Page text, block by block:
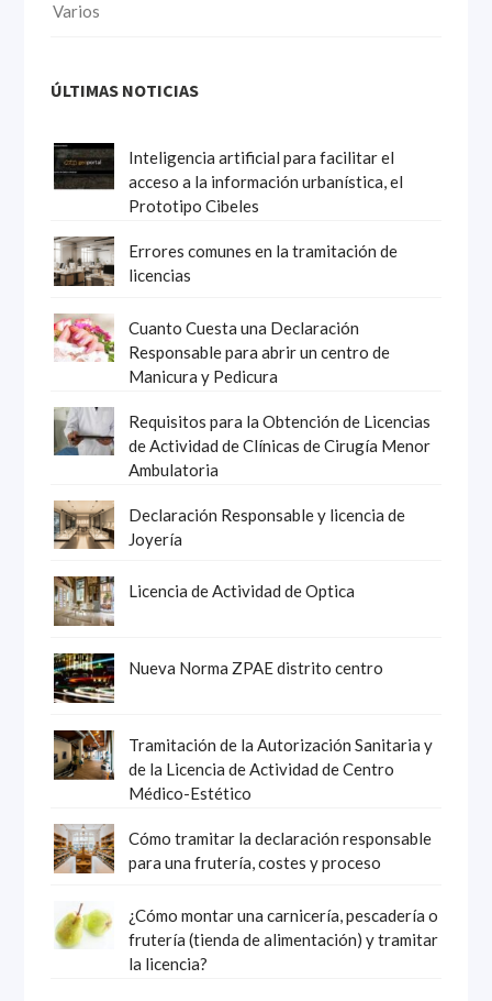
Varios
ÚLTIMAS NOTICIAS
Inteligencia artificial para facilitar el
acceso a la información urbanística, el
Prototipo Cibeles
Errores comunes en la tramitación de
licencias
Cuanto Cuesta una Declaración
Responsable para abrir un centro de
Manicura y Pedicura
Requisitos para la Obtención de Licencias
de Actividad de Clínicas de Cirugía Menor
Ambulatoria
Declaración Responsable y licencia de
Joyería
Licencia de Actividad de Optica
Nueva Norma ZPAE distrito centro
Tramitación de la Autorización Sanitaria y
de la Licencia de Actividad de Centro
Médico-Estético
Cómo tramitar la declaración responsable
para una frutería, costes y proceso
¿Cómo montar una carnicería, pescadería o
frutería (tienda de alimentación) y tramitar
la licencia?